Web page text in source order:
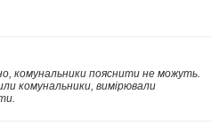
комунальники пояснити не можуть.
комунальники, вимірювали